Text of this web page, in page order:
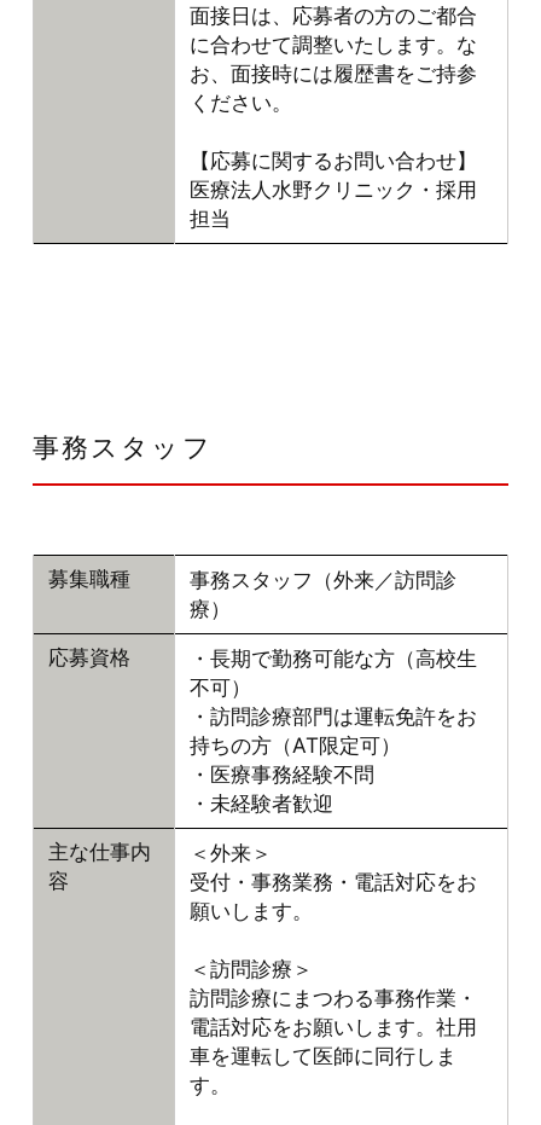
面接日は、応募者の方のご都合
に合わせて調整いたします。な
お、面接時には履歴書をご持参
ください。
【応募に関するお問い合わせ】
医療法人水野クリニック・採用
担当
事務スタッフ
募集職種
事務スタッフ（外来／訪問診
療）
応募資格
・長期で勤務可能な方（高校生
不可）
・訪問診療部門は運転免許をお
持ちの方（AT限定可）
・医療事務経験不問
・未経験者歓迎
主な仕事内
容
＜外来＞
受付・事務業務・電話対応をお
願いします。
＜訪問診療＞
訪問診療にまつわる事務作業・
電話対応をお願いします。社用
車を運転して医師に同行しま
す。